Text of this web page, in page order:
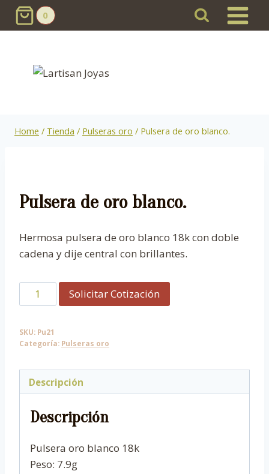
Skip
0
Home / Tienda / Pulseras oro / Pulsera de oro blanco.
Pulsera de oro blanco.
Hermosa pulsera de oro blanco 18k con doble
cadena y dije central con brillantes.
Pulsera
de
blanco.
Solicitar Cotización
SKU: Pu21
Categoría: Pulseras oro
Descripción
Descripción
Pulsera oro blanco 18k
Peso: 7.9g